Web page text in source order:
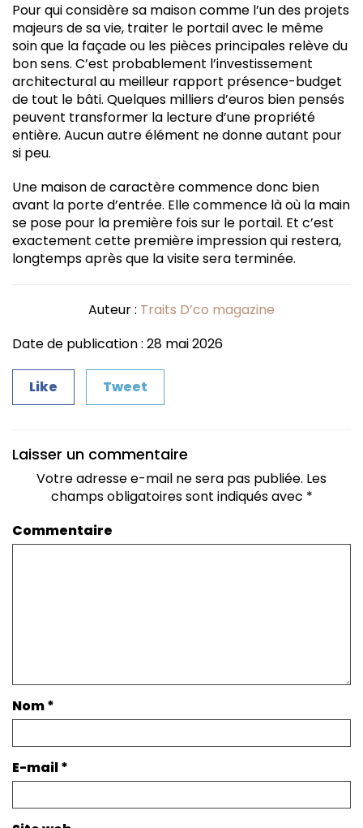
Pour qui considère sa maison comme l’un des projets
majeurs de sa vie, traiter le portail avec le même
soin que la façade ou les pièces principales relève du
bon sens. C’est probablement l’investissement
architectural au meilleur rapport présence-budget
de tout le bâti. Quelques milliers d’euros bien pensés
peuvent transformer la lecture d’une propriété
entière. Aucun autre élément ne donne autant pour
si peu.
Une maison de caractère commence donc bien
avant la porte d’entrée. Elle commence là où la main
se pose pour la première fois sur le portail. Et c’est
exactement cette première impression qui restera,
longtemps après que la visite sera terminée.
Auteur : Traits D’co magazine
Date de publication : 28 mai 2026
Like Tweet
Laisser un commentaire
Votre adresse e-mail ne sera pas publiée. Les
champs obligatoires sont indiqués avec *
Commentaire
Nom*
E-mail*